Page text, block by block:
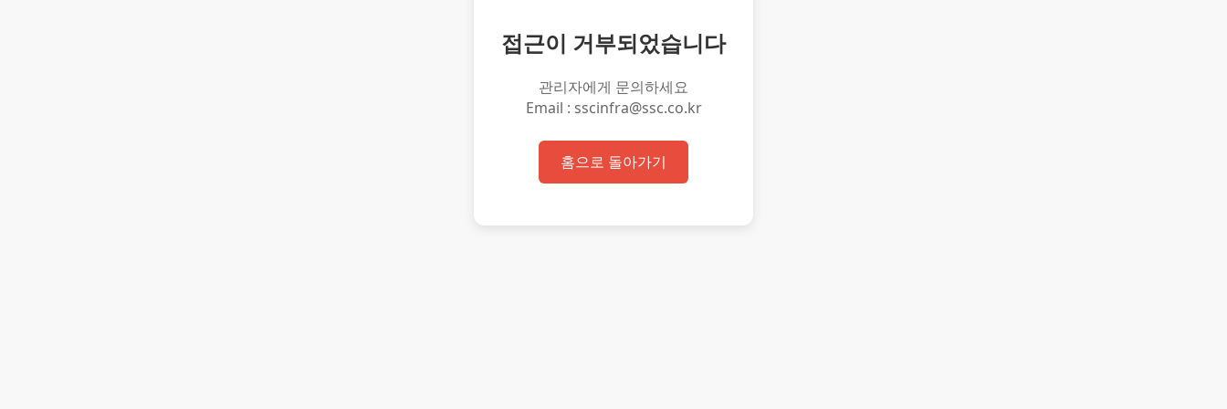
접근이 거부되었습니다
관리자에게 문의하세요
Email : sscinfra@ssc.co.kr
홈으로 돌아가기